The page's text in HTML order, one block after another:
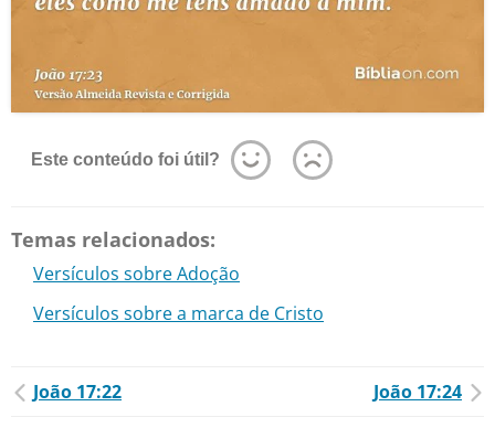
Este conteúdo foi útil?
Temas relacionados:
Versículos sobre Adoção
Versículos sobre a marca de Cristo
João 17:22 João 17:24